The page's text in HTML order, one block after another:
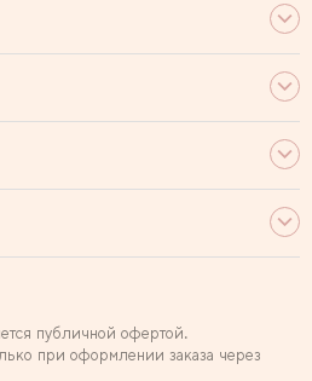
публичной офертой.
при оформлении заказа через